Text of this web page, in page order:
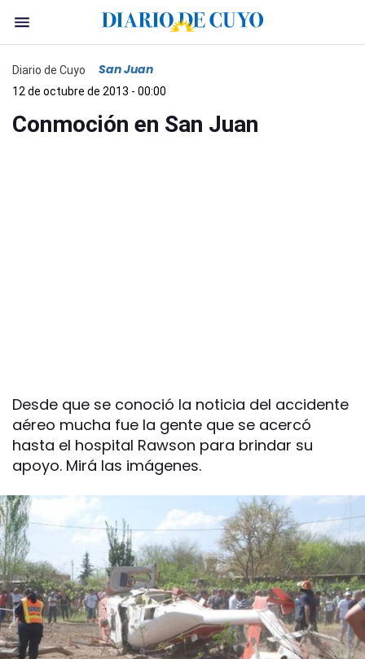
Diario de Cuyo San Juan
12 de octubre de 2013 - 00:00
Conmoción en San Juan
Desde que se conoció la noticia del accidente
aéreo mucha fue la gente que se acercó
hasta el hospital Rawson para brindar su
apoyo. Mirá las imágenes.